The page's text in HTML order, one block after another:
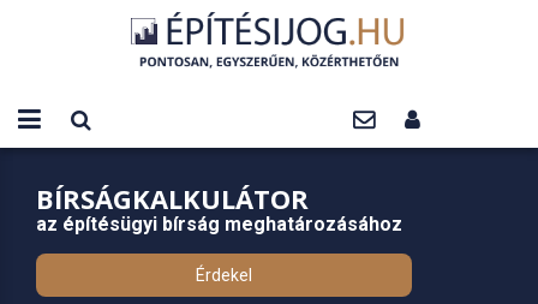
BÍRSÁGKALKULÁTOR
az építésügyi bírság meghatározásához
Érdekel